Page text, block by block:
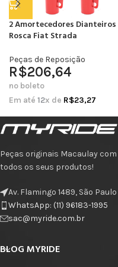
2 Amortecedores
Rosca Fiat Strada
Peças de Reposição
R$206,64
no boleto
Em até 12x de R$23,27
Peças originais Macaulay
todos os seus produtos!
Av. Flamingo 1489, São Paulo
WhatsApp: (11) 96183-1995
sac@myride.com.br
BLOG MYRIDE